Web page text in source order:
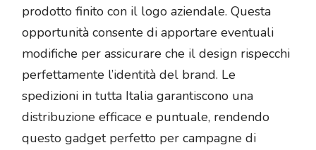
prodotto finito con il logo aziendale. Questa
opportunità consente di apportare eventuali
modifiche per assicurare che il design rispecchi
perfettamente l’identità del brand. Le
spedizioni in tutta Italia garantiscono una
distribuzione efficace e puntuale, rendendo
questo gadget perfetto per campagne di